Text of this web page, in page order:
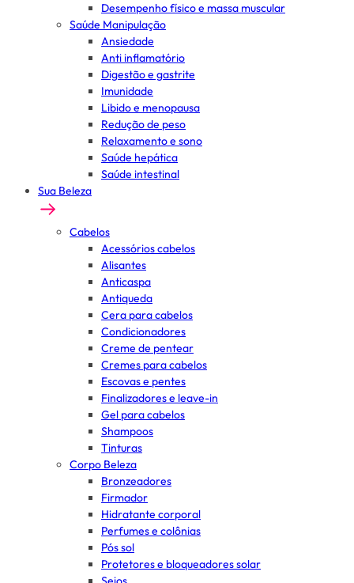
Desempenho físico e massa muscular
Saúde Manipulação
Ansiedade
Anti inflamatório
Digestão e gastrite
Imunidade
Libido e menopausa
Redução de peso
Relaxamento e sono
Saúde hepática
Saúde intestinal
Sua Beleza
Cabelos
Acessórios cabelos
Alisantes
Anticaspa
Antiqueda
Cera para cabelos
Condicionadores
Creme de pentear
Cremes para cabelos
Escovas e pentes
Finalizadores e leave-in
Gel para cabelos
Shampoos
Tinturas
Corpo Beleza
Bronzeadores
Firmador
Hidratante corporal
Perfumes e colônias
Pós sol
Protetores e bloqueadores solar